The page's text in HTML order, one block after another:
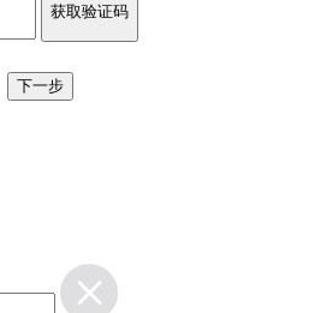
获取验证码
下一步